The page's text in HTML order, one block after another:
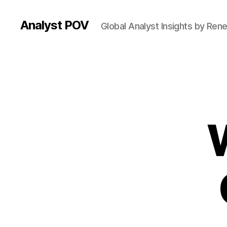
Analyst POV Global Analyst Insights by